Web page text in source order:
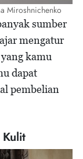
Miroshnichenko
sumber
mengatur
kamu
dapat
pembelian
Kulit